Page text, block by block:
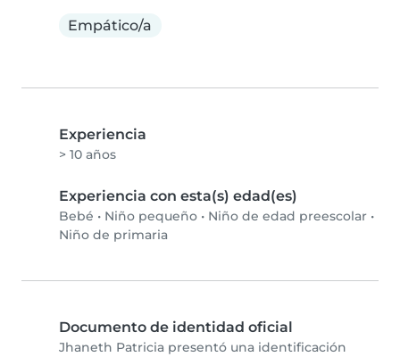
Empático/a
Experiencia
> 10 años
Experiencia con esta(s) edad(es)
Bebé • Niño pequeño • Niño de edad preescolar •
Niño de primaria
Documento de identidad oficial
Jhaneth Patricia presentó una identificación